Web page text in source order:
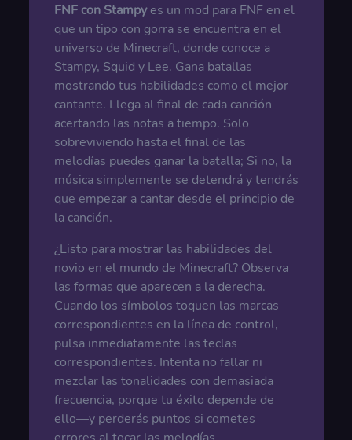
FNF con Stampyes un mod para FNF en el
que un tipo con gorra se encuentra en el
universo de Minecraft, donde conoce a
Stampy, Squid y Lee. Gana batallas
mostrando tus habilidades como el mejor
cantante. Llega al final de cada canción
acertando las notas a tiempo. Solo
sobreviviendo hasta el final de las
melodías puedes ganar la batalla; Si no, la
música simplemente se detendrá y tendrás
que empezar a cantar desde el principio de
la canción.
¿Listo para mostrar las habilidades del
novio en el mundo de Minecraft? Observa
las formas que aparecen a la derecha.
Cuando los símbolos toquen las marcas
correspondientes en la línea de control,
pulsa inmediatamente las teclas
correspondientes. Intenta no fallar ni
mezclar las tonalidades con demasiada
frecuencia, porque tu éxito depende de
ello—y perderás puntos si cometes